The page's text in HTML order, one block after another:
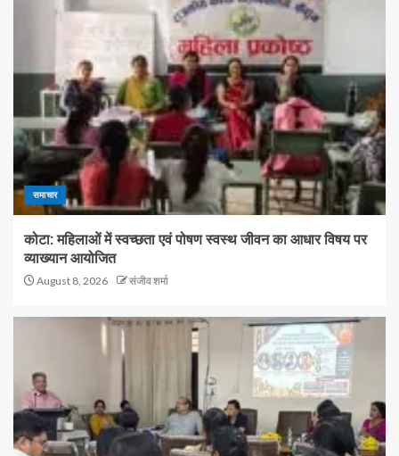
समाचार
कोटा: महिलाओं में स्वच्छता एवं पोषण स्वस्थ जीवन का आधार विषय पर
व्याख्यान आयोजित
August 8, 2026 संजीव शर्मा